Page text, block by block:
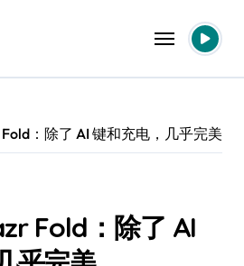
：除了 AI 键和充电，几乎完美
Fold：除了 AI